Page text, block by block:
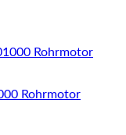
Rohrmotor